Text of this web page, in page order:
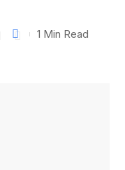
1 Min Read